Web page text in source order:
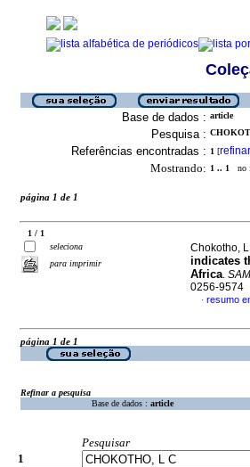
Base de dados : article
Pesquisa :
Referências encontradas : 1 [refinar
Mostrando: 1 .. 1 no
página 1 de 1
1 / 1
seleciona
para imprimir
Chokotho,
indicates
Africa.
0256-9574
· resumo
página 1 de 1
Refinar a pesquisa
Base de dados : article
Pesquisar
1